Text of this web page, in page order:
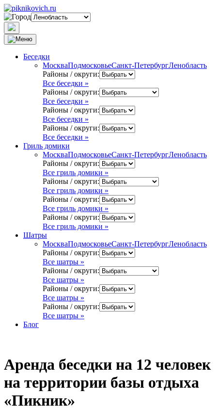
Беседки
МоскваПодмосковьеСанкт-ПетербургЛенобласть
Районы / округи:
Все беседки »
Районы / округи:
Все беседки »
Районы / округи:
Все беседки »
Районы / округи:
Все беседки »
Гриль домики
МоскваПодмосковьеСанкт-ПетербургЛенобласть
Районы / округи:
Все гриль домики »
Районы / округи:
Все гриль домики »
Районы / округи:
Все гриль домики »
Районы / округи:
Все гриль домики »
Шатры
МоскваПодмосковьеСанкт-ПетербургЛенобласть
Районы / округи:
Все шатры »
Районы / округи:
Все шатры »
Районы / округи:
Все шатры »
Районы / округи:
Все шатры »
Блог
Аренда беседки на 12 человек
на территории базы отдыха
«Пикник»